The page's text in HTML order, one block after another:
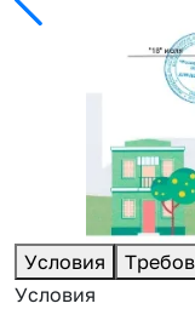
Условия
Условия